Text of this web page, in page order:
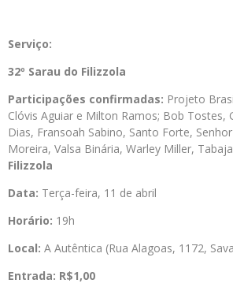
Serviço:
32º Sarau do Filizzola
Participações confirmadas: Projeto
Clóvis Aguiar e Milton Ramos; Bob Tostes,
Dias, Fransoah Sabino, Santo Forte,
Moreira, Valsa Binária, Warley Miller,
Filizzola
Data: Terça-feira, 11 de abril
Horário: 19h
Local: A Autêntica (Rua Alagoas, 1172,
Entrada: R$1,00